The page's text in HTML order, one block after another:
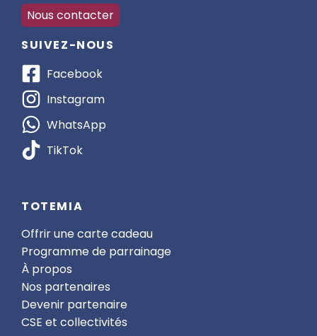
Nous contacter
SUIVEZ-NOUS
Facebook
Instagram
WhatsApp
TikTok
TOTEMIA
Offrir une carte cadeau
Programme de parrainage
À propos
Nos partenaires
Devenir partenaire
CSE et collectivités